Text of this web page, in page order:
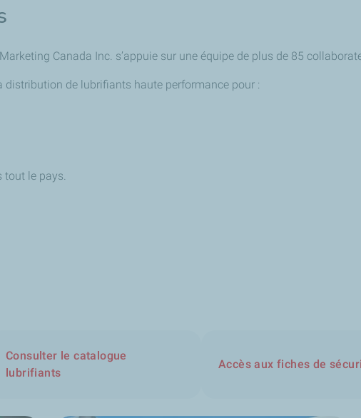
Canada Inc. s’appuie sur une équipe de plus de 85
de lubrifiants haute performance pour :
tout le pays.
Consulter le catalogue
lubrifiants
Accès aux fiches de